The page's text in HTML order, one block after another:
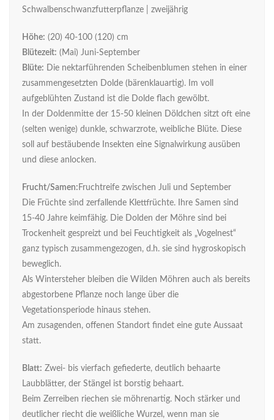
Schwalbenschwanzfutterpflanze | zweijährig
Höhe: (20) 40-100 (120) cm
Blütezeit: (Mai) Juni-September
Blüte: Die nektarführenden Scheibenblumen stehen in einer
zusammengesetzten Dolde (bärenklauartig). Im voll
aufgeblühten Zustand ist die Dolde flach gewölbt.
In der Doldenmitte der 15-50 kleinen Döldchen sitzt oft eine
(selten wenige) dunkle, schwarzrote, weibliche Blüte. Diese
soll auf bestäubende Insekten eine Signalwirkung ausüben
und diese anlocken.
Frucht/Samen: Fruchtreife zwischen Juli und September
Die Früchte sind zerfallende Klettfrüchte. Ihre Samen sind
15-40 Jahre keimfähig. Die Dolden der Möhre sind bei
Trockenheit gespreizt und bei Feuchtigkeit als „Vogelnest“
ganz typisch zusammengezogen, d.h. sie sind hygroskopisch
beweglich.
Als Wintersteher bleiben die Wilden Möhren auch als bereits
abgestorbene Pflanze noch lange über die
Vegetationsperiode hinaus stehen.
Am zusagenden, offenen Standort findet eine gute Aussaat
statt.
Blatt: Zwei- bis vierfach gefiederte, deutlich behaarte
Laubblätter, der Stängel ist borstig behaart.
Beim Zerreiben riechen sie möhrenartig. Noch stärker und
deutlicher riecht die weißliche Wurzel, wenn man sie